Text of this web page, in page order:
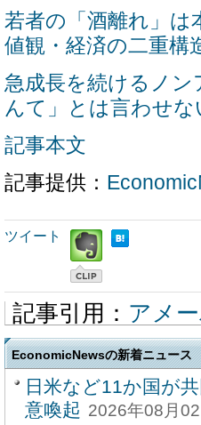
若者の「酒離れ」
値観・経済の二重構
急成長を続けるノ
んて」とは言わせな
記事本文
記事提供：
ツイート
記事引用： アメ
EconomicNewsの新着ニュース
日米など11か国が
意喚起 2026年08月02